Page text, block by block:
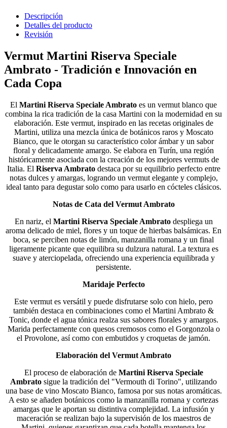
Descripción
Detalles del producto
Revisión
Vermut Martini Riserva Speciale
Ambrato - Tradición e Innovación en
Cada Copa
El Martini Riserva Speciale Ambrato es un vermut blanco que
combina la rica tradición de la casa Martini con la modernidad en su
elaboración. Este vermut, inspirado en las recetas originales de
Martini, utiliza una mezcla única de botánicos raros y Moscato
Bianco, que le otorgan su característico color ámbar y un sabor
floral y delicadamente amargo. Se elabora en Turín, una región
históricamente asociada con la creación de los mejores vermuts de
Italia. El Riserva Ambratodestaca por su equilibrio perfecto entre
notas dulces y amargas, logrando un vermut elegante y complejo,
ideal tanto para degustar solo como para usarlo en cócteles clásicos.
Notas de Cata del Vermut Ambrato
En nariz, el Martini Riserva Speciale Ambratodespliega un
aroma delicado de miel, flores y un toque de hierbas balsámicas. En
boca, se perciben notas de limón, manzanilla romana y un final
ligeramente picante que equilibra su dulzura natural. La textura es
suave y aterciopelada, ofreciendo una experiencia equilibrada y
persistente.
Maridaje Perfecto
Este vermut es versátil y puede disfrutarse solo con hielo, pero
también destaca en combinaciones como el Martini Ambrato &
Tonic, donde el agua tónica realza sus sabores florales y amargos.
Marida perfectamente con quesos cremosos como el Gorgonzola o
el Provolone, así como con embutidos y croquetas de jamón.
Elaboración del Vermut Ambrato
El proceso de elaboración de Martini Riserva Speciale
Ambrato sigue la tradición del "Vermouth di Torino", utilizando
una base de vino Moscato Bianco, famosa por sus notas aromáticas.
A esto se añaden botánicos como la manzanilla romana y cortezas
amargas que le aportan su distintiva complejidad. La infusión y
maceración se realizan bajo la supervisión de los maestros de